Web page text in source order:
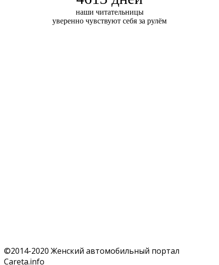
наши читательницы
уверенно чувствуют себя за рулём
©2014-2020 Женский автомобильный портал
Careta.info